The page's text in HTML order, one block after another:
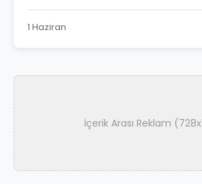
1 Haziran
İçerik Arası Reklam